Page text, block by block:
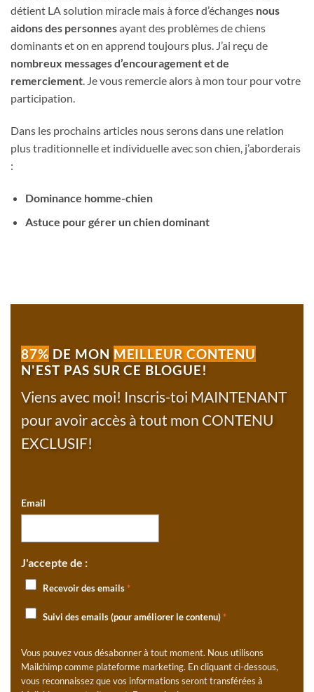
détient LA solution miracle mais à force d’échanges nous
aidons des personnesayant des problèmes de chiens
dominants et on en apprend toujours plus. J’ai reçu de
nombreux messages d’encouragement et de
remerciement. Je vous remercie alors à mon tour pour votre
participation.
Dans les prochains articles nous serons dans une relation
plus traditionnelle et individuelle avec son chien, j’aborderais
:
Dominance homme-chien
Astuce pour gérer un chien dominant
87%DE MON MEILLEUR CONTENU
N'EST PAS SUR CE BLOGUE!
Viens avec moi! Inscris-toi MAINTENANT
pour avoir accès à tout mon CONTENU
EXCLUSIF!
Email
J'accepte de :
Recevoir des emails*
Suivi des emails (pour améliorer le contenu)*
Vous pouvez vous désabonner à tout moment. Nous utilisons
Mailchimp comme plateforme marketing. En cliquant ci-dessous,
vous reconnaissez que vos informations seront transférées à